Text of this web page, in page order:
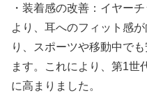
・装着感の改善：イヤー
より、耳へのフィット感
り、スポーツや移動中で
ます。これにより、第1世
に高まりました。